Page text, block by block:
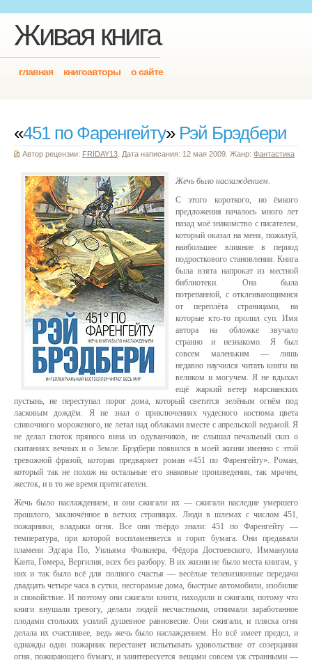
Живая книга
главная книгоавторы о сайте
«451 по Фаренгейту» Рэй Брэдбери
Автор рецензии: FRIDAY13 . Дата написания: 12 мая 2009. Жанр: Фантастика
Жечь было наслаждением.
С этого короткого, но ёмкого
предложения началось много лет
назад моё знакомство с писателем,
который оказал на меня, пожалуй,
наибольшее влияние в период
подросткового становления. Книга
была взята напрокат из местной
библиотеки. Она была
потрепанной, с отклеивающимися
от переплёта страницами, на
которые кто-то пролил суп. Имя
автора на обложке звучало
странно и незнакомо. Я был
совсем маленьким — лишь
недавно научился читать книги на
великом и могучем. Я не вдыхал
ещё жаркий ветер марсианских
пустынь, не переступал порог дома, который светится зелёным огнём под
ласковым дождём. Я не знал о приключениях чудесного костюма цвета
сливочного мороженого, не летал над облаками вместе с апрельской ведьмой. Я
не делал глоток пряного вина из одуванчиков, не слышал печальный сказ о
скитаниях вечных и о Земле. Брэдбери появился в моей жизни именно с этой
тревожной фразой, которая предваряет роман «451 по Фаренгейту». Роман,
который так не похож на остальные его знаковые произведения, так мрачен,
жесток, и в то же время притягателен.
Жечь было наслаждением, и они сжигали их — сжигали наследие умершего
прошлого, заключённое в ветхих страницах. Люди в шлемах с числом 451,
пожарники, владыки огня. Все они твёрдо знали: 451 по Фаренгейту —
температура, при которой воспламеняется и горит бумага. Они предавали
пламени Эдгара По, Уильяма Фолкнера, Фёдора Достоевского, Иммануила
Канта, Гомера, Вергилия, всех без разбору. В их жизни не было места книгам, у
них и так было всё для полного счастья — весёлые телевизионные передачи
двадцать четыре часа в сутки, несгорамые дома, быстрые автомобили, изобилие
и спокойствие. И поэтому они сжигали книги, находили и сжигали, потому что
книги внушали тревогу, делали людей несчастными, отнимали заработанное
плодами стольких усилий душевное равновесие. Они сжигали, и пляска огня
делала их счастливее, ведь жечь было наслаждением. Но всё имеет предел, и
однажды один пожарник перестанет испытывать удовольствие от созерцания
огня, пожирающего бумагу, и заинтересуется вещами совсем уж странными —